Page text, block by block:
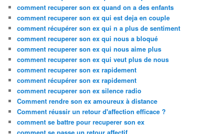
comment recuperer son ex quand on a des enfants
comment recuperer son ex qui est deja en couple
comment récupérer son ex qui n a plus de sentiment
comment recuperer son ex qui nous a bloqué
comment recuperer son ex qui nous aime plus
comment recuperer son ex qui veut plus de nous
comment recuperer son ex rapidement
comment récupérer son ex rapidement
comment recuperer son ex silence radio
Comment rendre son ex amoureux à distance
Comment réussir un retour d'affection efficace ?
comment se battre pour recuperer son ex